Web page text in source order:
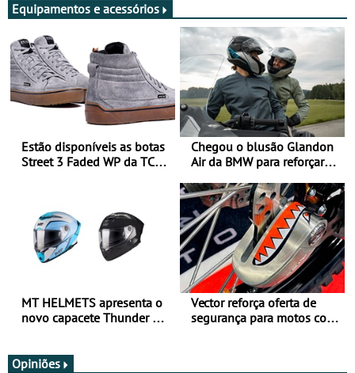
Equipamentos e acessórios
Estão disponíveis as botas
Street 3 Faded WP da TCX
Chegou o blusão Glandon
Air da BMW para reforçar
verão
MT HELMETS apresenta o
novo capacete Thunder 4 R
Vector reforça oferta de
segurança para motos com
Opiniões